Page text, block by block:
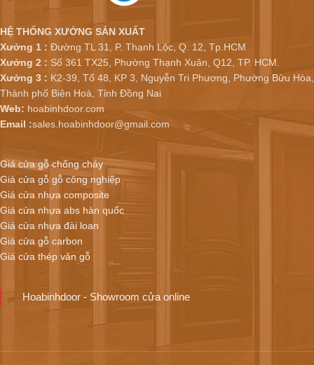
HỆ THỐNG XƯỞNG SẢN XUẤT
Xưởng 1 : Đường TL 31, P. Thạnh Lộc, Q. 12, Tp.HCM
Xưởng 2 : Số 361 TX25, Phường Thạnh Xuân, Q12, TP. HCM.
Xưởng 3 : K2-39, Tổ 48, KP 3, Nguyễn Tri Phương, Phường Bửu Hòa,
Thành phố Biên Hoà, Tỉnh Đồng Nai
Web: hoabinhdoor.com
Email :sales.hoabinhdoor@gmail.com
Giá cửa gỗ chống cháy
Giá cửa gỗ gỗ công nghiệp
Giá cửa nhựa composite
Giá cửa nhựa abs hàn quốc
Giá cửa nhựa đài loan
Giá cửa gỗ carbon
Giá cửa thép vân gỗ
Hoabinhdoor - Showroom cửa online